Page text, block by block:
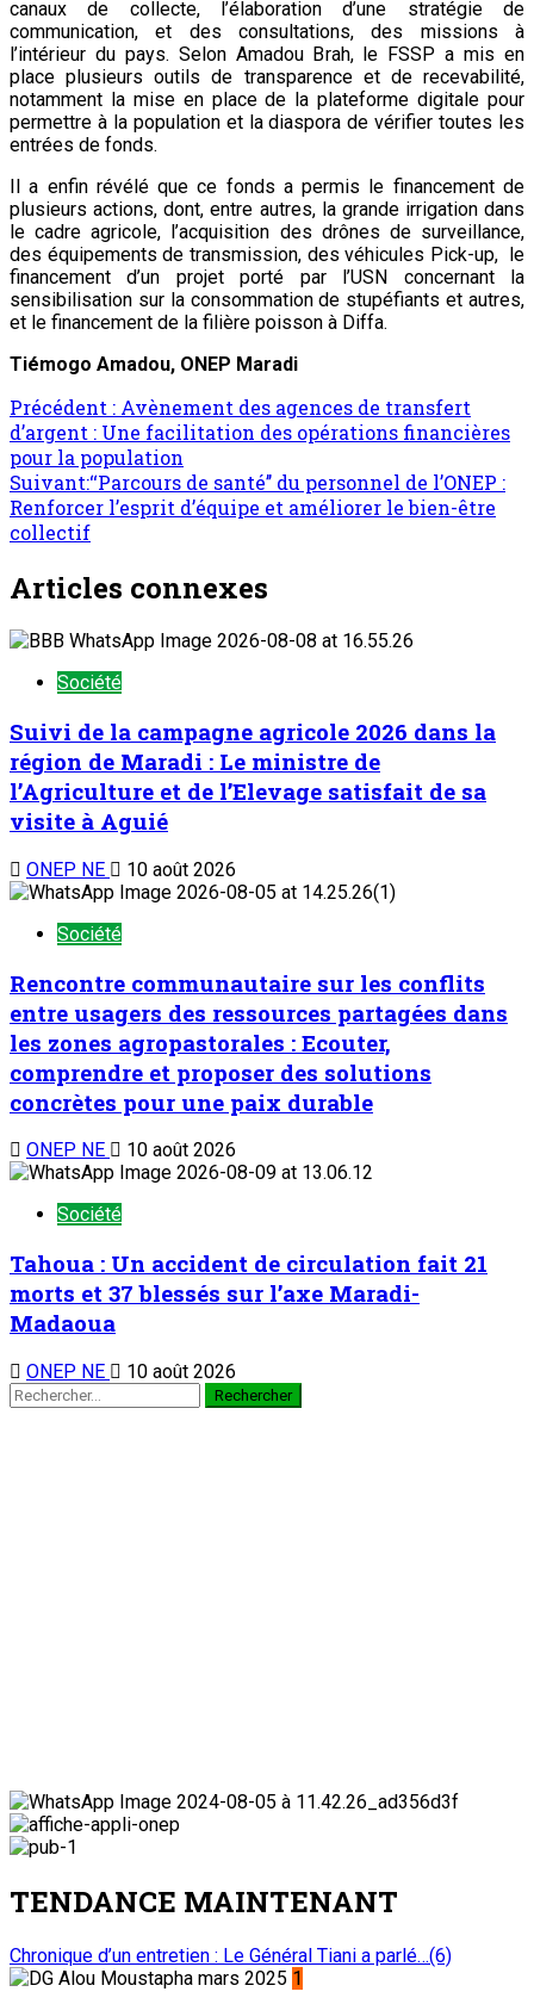
canaux de collecte, l’élaboration d’une stratégie de
communication, et des consultations, des missions à
l’intérieur du pays. Selon Amadou Brah, le FSSP a mis en
place plusieurs outils de transparence et de recevabilité,
notamment la mise en place de la plateforme digitale pour
permettre à la population et la diaspora de vérifier toutes les
entrées de fonds.
Il a enfin révélé que ce fonds a permis le financement de
plusieurs actions, dont, entre autres, la grande irrigation dans
le cadre agricole, l’acquisition des drônes de surveillance,
des équipements de transmission, des véhicules Pick-up, le
financement d’un projet porté par l’USN concernant la
sensibilisation sur la consommation de stupéfiants et autres,
et le financement de la filière poisson à Diffa.
Tiémogo Amadou, ONEP Maradi
Précédent : Avènement des agences de transfert
d’argent : Une facilitation des opérations financières
pour la population
Suivant:‘‘Parcours de santé’’ du personnel de l’ONEP :
Renforcer l’esprit d’équipe et améliorer le bien-être
collectif
Articles connexes
Société
Suivi de la campagne agricole 2026 dans la
région de Maradi : Le ministre de
l’Agriculture et de l’Elevage satisfait de sa
visite à Aguié
ONEP NE 10 août 2026
Société
Rencontre communautaire sur les conflits
entre usagers des ressources partagées dans
les zones agropastorales : Ecouter,
comprendre et proposer des solutions
concrètes pour une paix durable
ONEP NE 10 août 2026
Société
Tahoua : Un accident de circulation fait 21
morts et 37 blessés sur l’axe Maradi-
Madaoua
ONEP NE 10 août 2026
TENDANCE MAINTENANT
Chronique d’un entretien : Le Général Tiani a parlé…(6)
1